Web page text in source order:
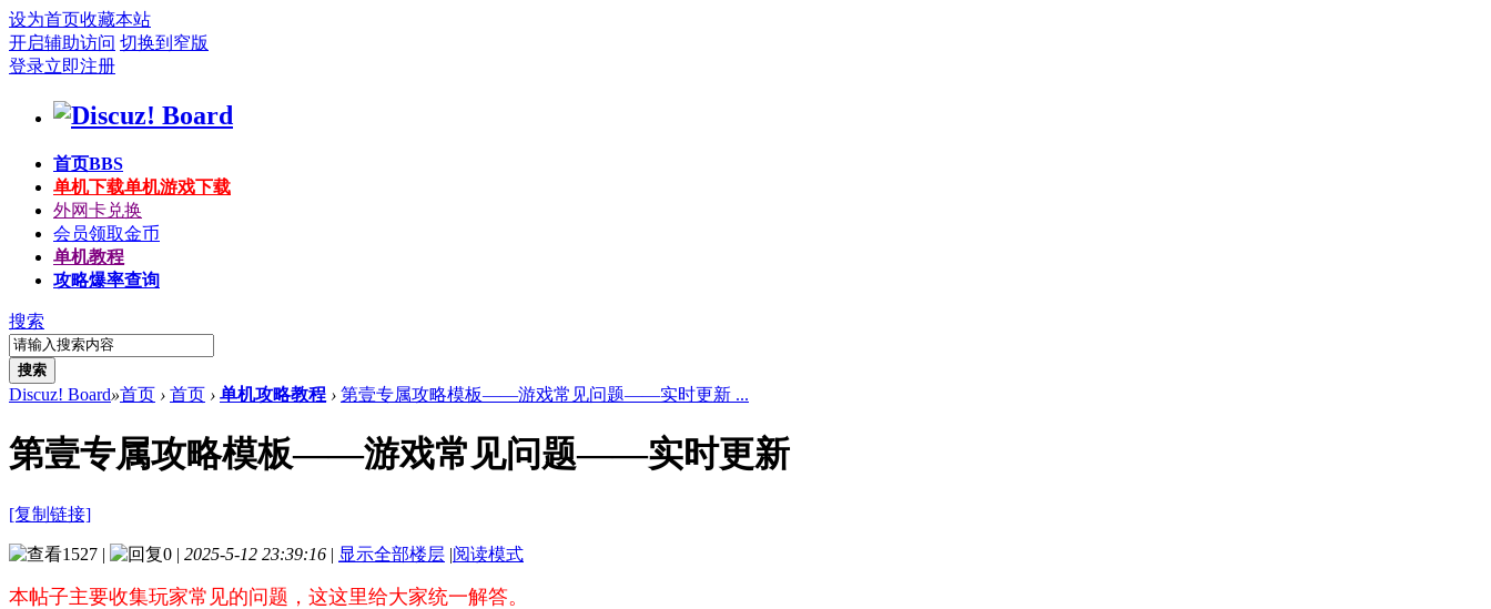
设为首页收藏本站
开启辅助访问 切换到窄版
登录立即注册
首页BBS
单机下载单机游戏下载
外网卡兑换
会员领取金币
单机教程
攻略爆率查询
搜索
搜索
Discuz! Board»首页 › 首页 › 单机攻略教程 › 第壹专属攻略模板——游戏常见问题——实时更新 ...
第壹专属攻略模板——游戏常见问题——实时更新
[复制链接]
1527 | 0 | 2025-5-12 23:39:16 | 显示全部楼层 |阅读模式
本帖子主要收集玩家常见的问题，这这里给大家统一解答。